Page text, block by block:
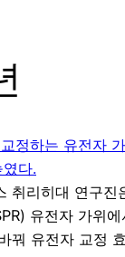
정하는 유전자
다.
취리히대 연구진
유전자 가위
꿔 유전자 교정